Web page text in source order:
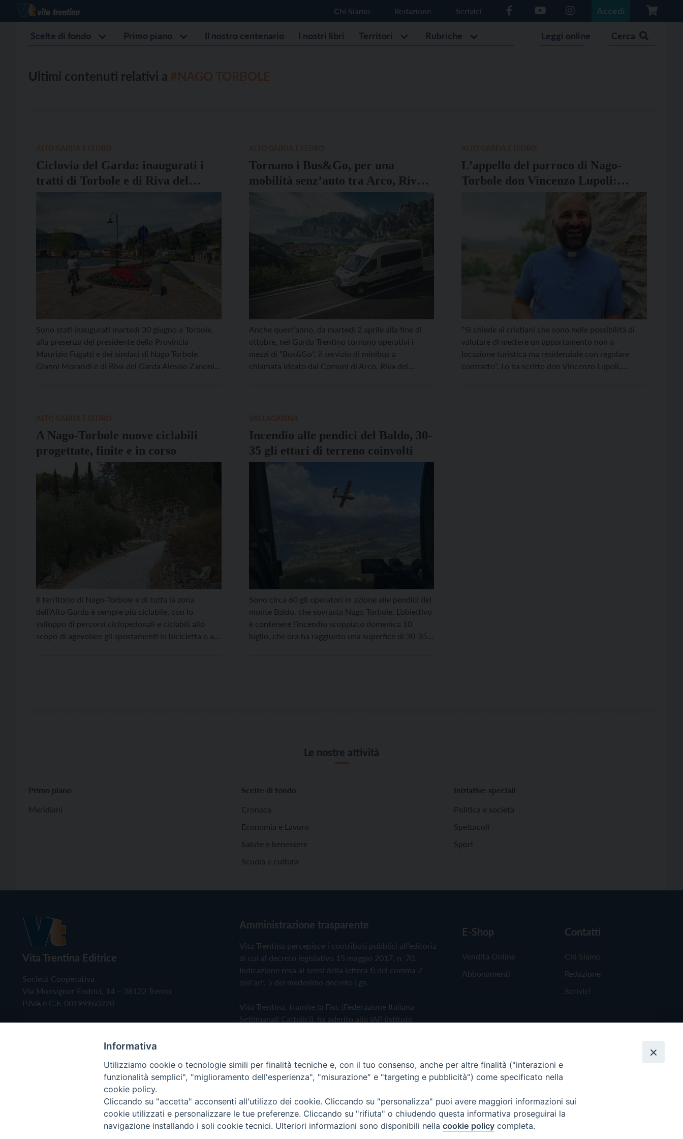
Chi Siamo Redazione Scrivici Accedi
Scelte di fondo Primo piano Il nostro centenario I nostri libri Territori Rubriche Leggi online Cerca
Ultimi contenuti relativi a
Ciclovia del Garda: inaugurati i
tratti di Torbole e di Riva del
Sono stati inaugurati martedì 30 giugno a Torbole,
alla presenza del presidente della Provincia
Maurizio Fugatti e dei sindaci di Nago Torbole
Gianni Morandi e di Riva del Garda Alessio Zanoni,
Tornano i Bus&Go, per una
mobilità senz’auto tra Arco, Riva
del Garda e Nago-Torbole
Anche quest’anno, da martedì 2 aprile alla fine di
ottobre, nel Garda Trentino tornano operativi i
mezzi di “Bus&Go”, il servizio di minibus a
chiamata ideato dai Comuni di Arco, Riva del
L’appello del parroco di Nago-
Torbole don Vincenzo Lupoli:
“Si chiede ai cristiani che sono nelle possibilità di
valutare di mettere un appartamento non a
locazione turistica ma residenziale con regolare
contratto”. Lo ha scritto don Vincenzo Lupoli,
A Nago-Torbole nuove ciclabili
progettate, finite e in corso
Il territorio di Nago-Torbole e di tutta la zona
dell’Alto Garda è sempre più ciclabile, con lo
sviluppo di percorsi ciclopedonali e ciclabili allo
scopo di agevolare gli spostamenti in bicicletta o a
Incendio alle pendici del Baldo, 30-
35 gli ettari di terreno coinvolti
Sono circa 60 gli operatori in azione alle pendici del
monte Baldo, che sovrasta Nago Torbole. L’obiettivo
è contenere l’incendio scoppiato domenica 10
luglio, che ora ha raggiunto una superfice di 30-35
Le nostre attività
Primo piano
Meridiani
Scelte di fondo
Cronaca
Economia e Lavoro
Salute e benessere
Scuola e cultura
Iniziative speciali
Politica e società
Spettacoli
Sport
Vita Trentina Editrice
Società Cooperativa
Via Monsignor Endrici, 14 – 38122 Trento
P.IVA e C.F. 00199960220
Amministrazione trasparente
Vita Trentina percepisce i contributi pubblici all'editoria
di cui al decreto legislativo 15 maggio 2017, n. 70.
Indicazione resa ai sensi della lettera f) del comma 2
dell'art. 5 del medesimo decreto Lgs.
Vita Trentina, tramite la Fisc (Federazione Italiana
Settimanali Cattolici), ha aderito allo IAP (Istituto
Privacy Policy Cookie Policy
E-Shop
Vendita Online
Abbonamenti
Contatti
Chi Siamo
Redazione
Scrivici
Copyright © 2019 - Tutti i diritti riservati - Vita Trentina Editrice
Informativa
Utilizziamo cookie o tecnologie simili per finalità tecniche e, con il tuo consenso, anche per altre finalità ("interazioni e
funzionalità semplici", "miglioramento dell'esperienza", "misurazione" e "targeting e pubblicità") come specificato nella
cookie policy.
Cliccando su "accetta" acconsenti all'utilizzo dei cookie. Cliccando su "personalizza" puoi avere maggiori informazioni sui
cookie utilizzati e personalizzare le tue preferenze. Cliccando su "rifiuta" o chiudendo questa informativa proseguirai la
navigazione installando i soli cookie tecnici. Ulteriori informazioni sono disponibili nella cookie policy completa.